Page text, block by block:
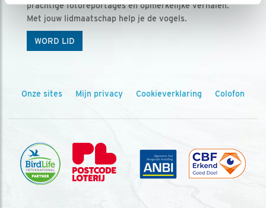
prachtige fotoreportages en opmerkelijke verhalen.
Met jouw lidmaatschap help je de vogels.
WORD LID
Onze sites Mijn privacy Cookieverklaring Colofon